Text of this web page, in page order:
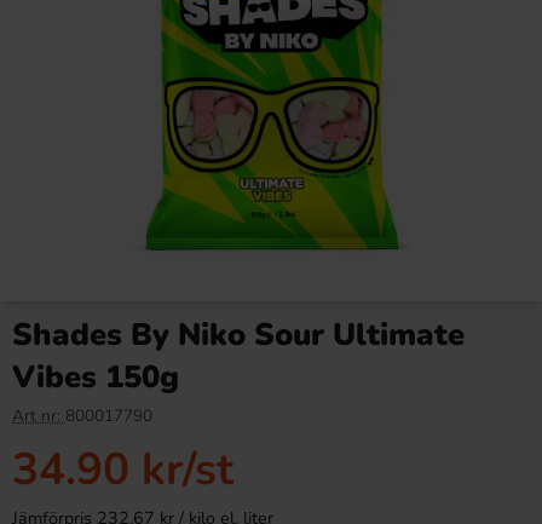
Shades By Niko Sour Ultimate
Vibes 150g
Art nr: 800017790
34.90 kr/st
Jämförpris 232.67 kr / kilo el. liter